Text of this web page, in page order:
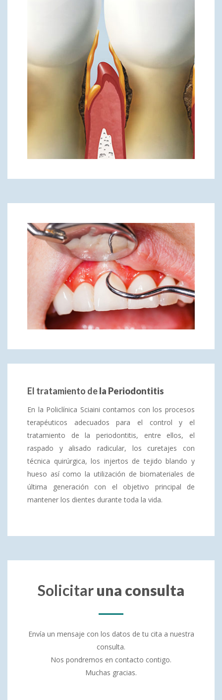
El tratamiento dela Periodontitis
En la Policlínica Sciaini contamos con los procesos
terapéuticos adecuados para el control y el
tratamiento de la periodontitis, entre ellos, el
raspado y alisado radicular, los curetajes con
técnica quirúrgica, los injertos de tejido blando y
hueso así como la utilización de biomateriales de
última generación con el objetivo principal de
mantener los dientes durante toda la vida.
Solicitaruna consulta
Envía un mensaje con los datos de tu cita a nuestra
consulta.
Nos pondremos en contacto contigo.
Muchas gracias.